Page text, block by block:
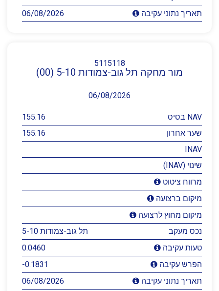
תאריך נתוני עקיבה
06/08/2026
5115118
מור מחקה תל גוב-צמודות 5-10 (00)
06/08/2026
NAV בסיס
155.16
שער אחרון
155.16
INAV
שינוי (INAV)
מרווח ציטוט
מיקום ברצועה
מיקום מחוץ לרצועה
נכס מעקב
תל גוב-צמודות 5-10
טעות עקיבה
0.0460
הפרש עקיבה
-0.1831
תאריך נתוני עקיבה
06/08/2026